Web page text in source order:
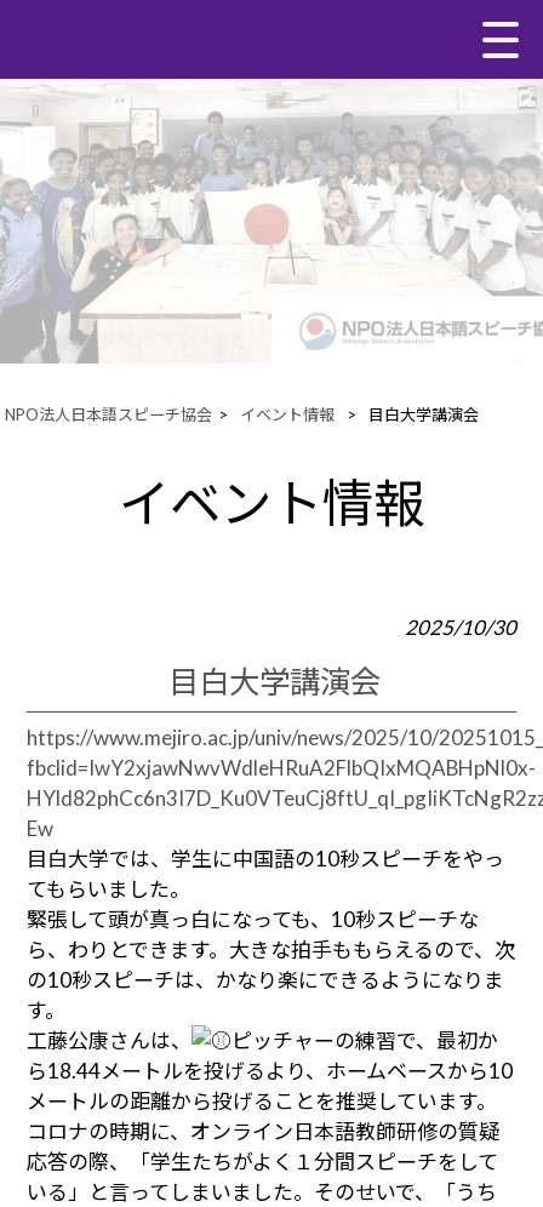
NPO法人日本語スピーチ協会 > イベント情報 > 目白大学講演会
イベント情報
2025/10/30
目白大学講演会
https://www.mejiro.ac.jp/univ/news/2025/10/
fbclid=IwY2xjawNwvWdleHRuA2FlbQIxMQABHpNl0x-
Ew
目白大学では、学生に中国語の10秒スピーチをやっ
てもらいました。
緊張して頭が真っ白になっても、10秒スピーチな
ら、わりとできます。大きな拍手ももらえるので、次
の10秒スピーチは、かなり楽にできるようになりま
す。
工藤公康さんは、
ピッチャーの練習で、最初か
ら18.44メートルを投げるより、ホームベースから10
メートルの距離から投げることを推奨しています。
コロナの時期に、オンライン日本語教師研修の質疑
応答の際、「学生たちがよく１分間スピーチをして
いる」と言ってしまいました。そのせいで、「うち